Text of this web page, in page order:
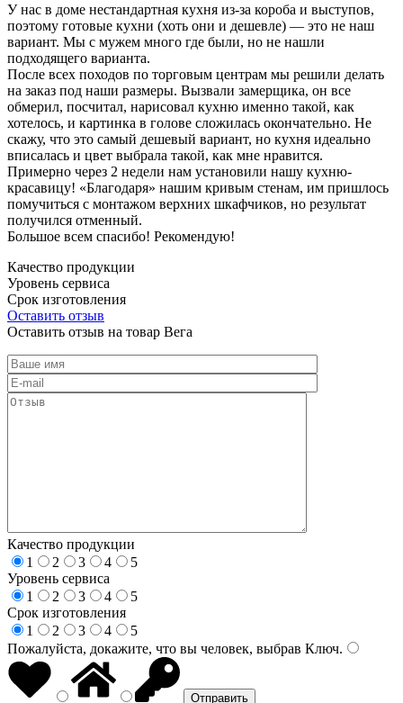
У нас в доме нестандартная кухня из-за короба и выступов,
поэтому готовые кухни (хоть они и дешевле) — это не наш
вариант. Мы с мужем много где были, но не нашли
подходящего варианта.
После всех походов по торговым центрам мы решили делать
на заказ под наши размеры. Вызвали замерщика, он все
обмерил, посчитал, нарисовал кухню именно такой, как
хотелось, и картинка в голове сложилась окончательно. Не
скажу, что это самый дешевый вариант, но кухня идеально
вписалась и цвет выбрала такой, как мне нравится.
Примерно через 2 недели нам установили нашу кухню-
красавицу! «Благодаря» нашим кривым стенам, им пришлось
помучиться с монтажом верхних шкафчиков, но результат
получился отменный.
Большое всем спасибо! Рекомендую!
Качество продукции
Уровень сервиса
Срок изготовления
Оставить отзыв
Оставить отзыв на товар Вега
Качество продукции
1
2 3 4
5
Уровень сервиса
1
2 3 4
5
Срок изготовления
1
2 3 4
5
Пожалуйста, докажите, что вы человек, выбрав Ключ.